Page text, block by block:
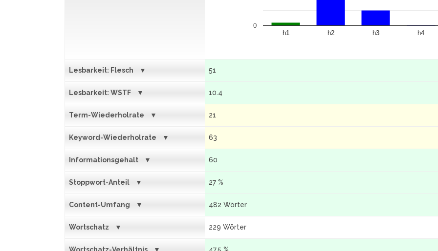
h1 h2 h3 h4
0
Lesbarkeit: Flesch 51
Lesbarkeit: WSTF 10.4
Term-Wiederholrate 21
Keyword-Wiederholrate 63
Informationsgehalt 60
Stoppwort-Anteil 27 %
Content-Umfang 482 Wörter
Wortschatz 229 Wörter